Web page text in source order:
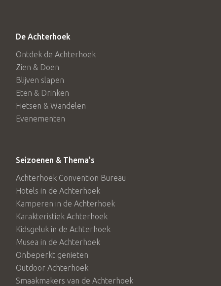
De Achterhoek
Ontdek de Achterhoek
Zien & Doen
Blijven slapen
Eten & Drinken
Fietsen & Wandelen
Evenementen
Seizoenen & Thema's
Achterhoek Convention Bureau
Hotels in de Achterhoek
Kamperen in de Achterhoek
Karakteristiek Achterhoek
Kidsgeluk in de Achterhoek
Musea in de Achterhoek
Onbeperkt genieten
Outdoor Achterhoek
Smaakmakers van de Achterhoek